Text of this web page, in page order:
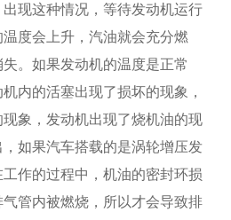
现这种情况，等待发动机运行
度会上升，汽油就会充分燃
。如果发动机的温度是正常
内的活塞出现了损坏的现象，
象，发动机出现了烧机油的现
如果汽车搭载的是涡轮增压发
作的过程中，机油的密封环损
管内被燃烧，所以才会导致排